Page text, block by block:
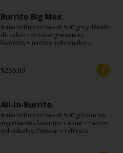
Burrito Big Mex.
Arma tu Burrito desde 500 grs y llénalo
de sabor con tus ingredientes
favoritos + nachos individuales
$255.00
All-In-Burrito.
Arma tu Burrito desde 500 grs con tus
ingredientes favoritos + elote + nachos
individuales cheddar + refresco